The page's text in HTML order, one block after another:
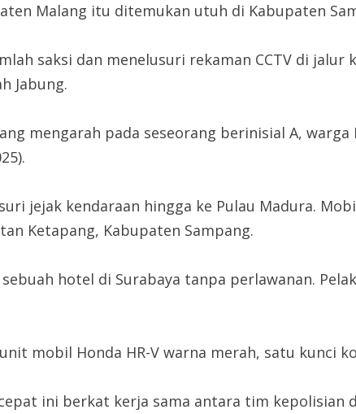
Malang itu ditemukan utuh di Kabupaten
saksi dan menelusuri rekaman CCTV di jalur
Jabung.
mengarah pada seseorang berinisial A, warga
jejak kendaraan hingga ke Pulau Madura.
Ketapang, Kabupaten Sampang.
hotel di Surabaya tanpa perlawanan.
mobil Honda HR-V warna merah, satu kunci
ini berkat kerja sama antara tim